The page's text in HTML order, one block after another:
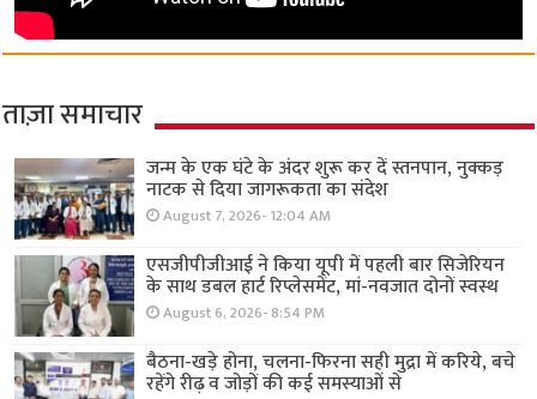
ताज़ा समाचार
जन्म के एक घंटे के अंदर शुरू कर दें स्तनपान, नुक्कड़
नाटक से दिया जागरूकता का संदेश
August 7, 2026- 12:04 AM
एसजीपीजीआई ने किया यूपी में पहली बार सिजेरियन
के साथ डबल हार्ट रिप्लेसमेंट, मां-नवजात दोनों स्वस्थ
August 6, 2026- 8:54 PM
बैठना-खड़े होना, चलना-फिरना सही मुद्रा में करिये, बचे
रहेंगे रीढ़ व जोड़ों की कई समस्याओं से